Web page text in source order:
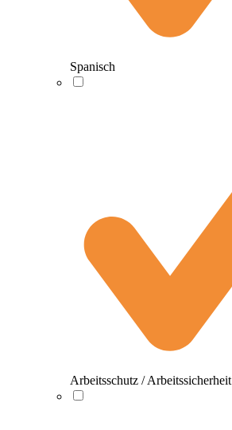
Spanisch
Arbeitsschutz / Arbeitssicherheit